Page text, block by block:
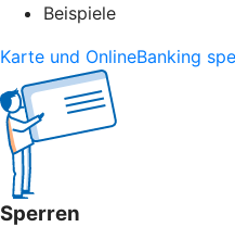
Beispiele
Karte und OnlineBanking
Sperren